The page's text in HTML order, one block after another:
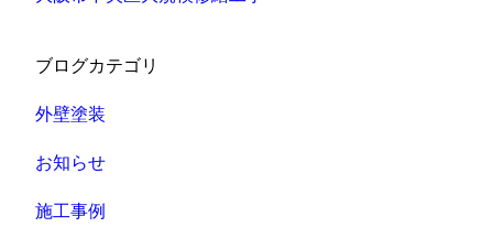
ブログカテゴリ
外壁塗装
お知らせ
施工事例